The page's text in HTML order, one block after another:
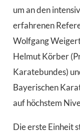
um an den
erfahrenen
Wolfgang
Helmut Körber
Karatebundes)
Bayerischen
auf höchstem
Die erste Einheit